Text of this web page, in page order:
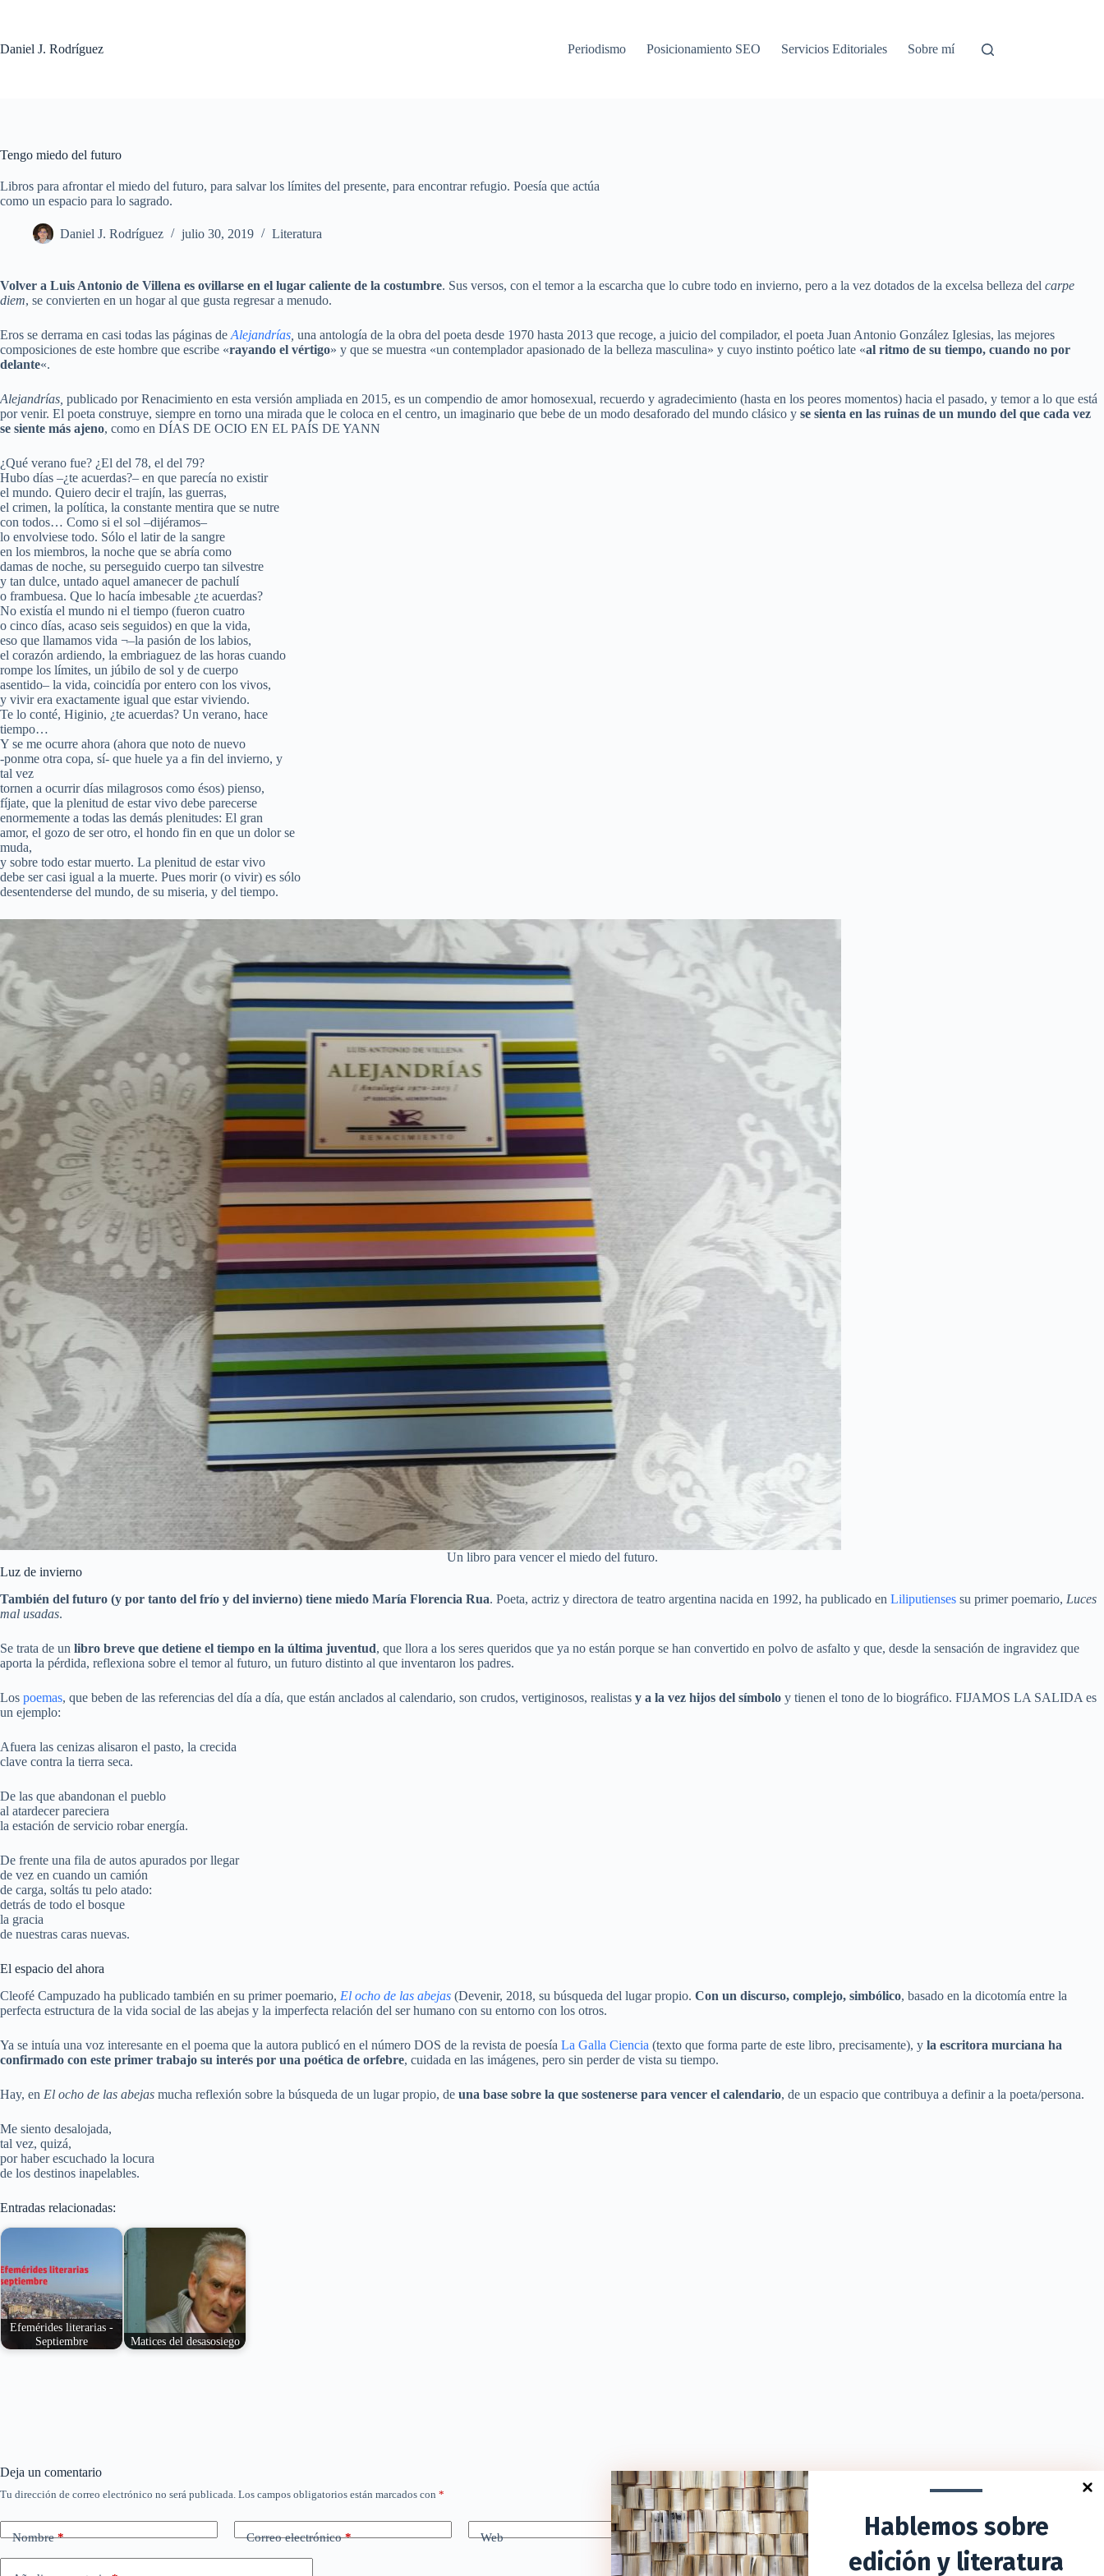
Daniel J. Rodríguez
Periodismo Posicionamiento SEO Servicios Editoriales Sobre mí
Tengo miedo del futuro
Libros para afrontar el miedo del futuro, para salvar los límites del presente, para encontrar refugio. Poesía que actúa
como un espacio para lo sagrado.
Daniel J. Rodríguez julio 30, 2019 Literatura
Volver a Luis Antonio de Villena es ovillarse en el lugar caliente de la costumbre. Sus versos, con el temor a la escarcha que lo cubre todo en invierno, pero a la vez dotados de la excelsa belleza del carpe
diem, se convierten en un hogar al que gusta regresar a menudo.
Eros se derrama en casi todas las páginas de Alejandrías una antología de la obra del poeta desde 1970 hasta 2013 que recoge, a juicio del compilador, el poeta Juan Antonio González Iglesias, las mejores
composiciones de este hombre que escribe «rayando el vértigo» y que se muestra «un contemplador apasionado de la belleza masculina» y cuyo instinto poético late «al ritmo de su tiempo, cuando no por
delante«.
Alejandrías, publicado por Renacimiento en esta versión ampliada en 2015, es un compendio de amor homosexual, recuerdo y agradecimiento (hasta en los peores momentos) hacia el pasado, y temor a lo que está
por venir. El poeta construye, siempre en torno una mirada que le coloca en el centro, un imaginario que bebe de un modo desaforado del mundo clásico y se sienta en las ruinas de un mundo del que cada vez
se siente más ajeno, como en DÍAS DE OCIO EN EL PAÍS DE YANN
¿Qué verano fue? ¿El del 78, el del 79?
Hubo días –¿te acuerdas?– en que parecía no existir
el mundo. Quiero decir el trajín, las guerras,
el crimen, la política, la constante mentira que se nutre
con todos… Como si el sol –dijéramos–
lo envolviese todo. Sólo el latir de la sangre
en los miembros, la noche que se abría como
damas de noche, su perseguido cuerpo tan silvestre
y tan dulce, untado aquel amanecer de pachulí
o frambuesa. Que lo hacía imbesable ¿te acuerdas?
No existía el mundo ni el tiempo (fueron cuatro
o cinco días, acaso seis seguidos) en que la vida,
eso que llamamos vida ¬–la pasión de los labios,
el corazón ardiendo, la embriaguez de las horas cuando
rompe los límites, un júbilo de sol y de cuerpo
asentido– la vida, coincidía por entero con los vivos,
y vivir era exactamente igual que estar viviendo.
Te lo conté, Higinio, ¿te acuerdas? Un verano, hace
tiempo…
Y se me ocurre ahora (ahora que noto de nuevo
-ponme otra copa, sí- que huele ya a fin del invierno, y
tal vez
tornen a ocurrir días milagrosos como ésos) pienso,
fíjate, que la plenitud de estar vivo debe parecerse
enormemente a todas las demás plenitudes: El gran
amor, el gozo de ser otro, el hondo fin en que un dolor se
muda,
y sobre todo estar muerto. La plenitud de estar vivo
debe ser casi igual a la muerte. Pues morir (o vivir) es sólo
desentenderse del mundo, de su miseria, y del tiempo.
Un libro para vencer el miedo del futuro.
Luz de invierno
También del futuro (y por tanto del frío y del invierno) tiene miedo María Florencia Rua. Poeta, actriz y directora de teatro argentina nacida en 1992, ha publicado en Liliputienses su primer poemario, Luces
mal usadas.
Se trata de un libro breve que detiene el tiempo en la última juventud, que llora a los seres queridos que ya no están porque se han convertido en polvo de asfalto y que, desde la sensación de ingravidez que
aporta la pérdida, reflexiona sobre el temor al futuro, un futuro distinto al que inventaron los padres.
Los poemas, que beben de las referencias del día a día, que están anclados al calendario, son crudos, vertiginosos, realistas y a la vez hijos del símbolo y tienen el tono de lo biográfico. FIJAMOS LA SALIDA es
un ejemplo:
Afuera las cenizas alisaron el pasto, la crecida
clave contra la tierra seca.
De las que abandonan el pueblo
al atardecer pareciera
la estación de servicio robar energía.
De frente una fila de autos apurados por llegar
de vez en cuando un camión
de carga, soltás tu pelo atado:
detrás de todo el bosque
la gracia
de nuestras caras nuevas.
El espacio del ahora
Cleofé Campuzado ha publicado también en su primer poemario, El ocho de las abejas (Devenir, 2018, su búsqueda del lugar propio. Con un discurso, complejo, simbólico, basado en la dicotomía entre la
perfecta estructura de la vida social de las abejas y la imperfecta relación del ser humano con su entorno con los otros.
Ya se intuía una voz interesante en el poema que la autora publicó en el número DOS de la revista de poesía La Galla Ciencia (texto que forma parte de este libro, precisamente), y la escritora murciana ha
confirmado con este primer trabajo su interés por una poética de orfebre, cuidada en las imágenes, pero sin perder de vista su tiempo.
Hay, en El ocho de las abejas mucha reflexión sobre la búsqueda de un lugar propio, de una base sobre la que sostenerse para vencer el calendario, de un espacio que contribuya a definir a la poeta/persona.
Me siento desalojada,
tal vez, quizá,
por haber escuchado la locura
de los destinos inapelables.
Hablemos sobre
edición y literatura
Entradas relacionadas:
Efemérides literarias -
Septiembre
Matices del desasosiego
Deja un comentario
Tu dirección de correo electrónico no será publicada. Los campos obligatorios están marcados con *
Nombre* Correo electrónico* Web